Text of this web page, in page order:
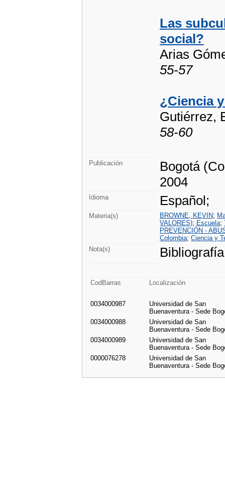
Las
social?
Arias
55-57
¿Ciencia
Gutiérrez,
58-60
Publicación
Bogotá
2004
Idioma Español;
Materia(s) BROWNE, KEVIN;
VALORES); Escuela;
PREVENCIÓN -
Colombia; Ciencia y
Nota(s)
CodBarras Localización
0034000987
Universidad de San
Buenaventura - Sede
0034000988
Universidad de San
Buenaventura - Sede
0034000989
Universidad de San
Buenaventura - Sede
0000076278
Universidad de San
Buenaventura - Sede